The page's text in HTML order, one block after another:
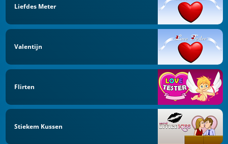
Liefdes Meter
Valentijn
Flirten
Stiekem Kussen